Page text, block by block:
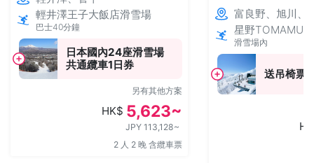
輕井澤王子大飯店滑雪場
巴士40分鐘
日本國內24座滑雪場
共通纜車1日券
另有其他方案
HK$ 5,623~
JPY 113,128~
2 人 2 晚 含纜車票
富良野、旭川、
星野TOMAMU
滑雪場內
送吊椅票